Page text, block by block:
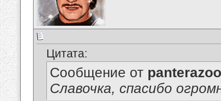
Цитата:
Сообщение от
Славочка, спасибо